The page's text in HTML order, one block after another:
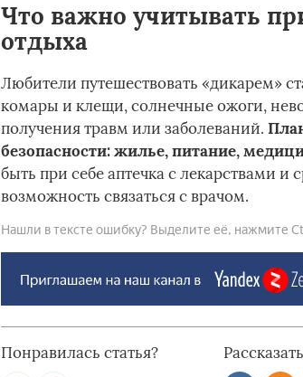
Что важно учитывать
отдыха
Любители путешествовать «дикарем»
комары и клещи, солнечные ожоги,
получения травм или заболеваний.
безопасности: жилье, питание,
быть при себе аптечка с лекарствами
возможность связаться с врачом.
Нашли в тексте ошибку? Выделите её, нажмите
Понравилась статья?